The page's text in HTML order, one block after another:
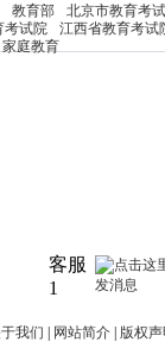
教育部
北京市教育考
考试院
江西省教育考试
家庭教育
客服
1
我们 | 网站简介 | 版权